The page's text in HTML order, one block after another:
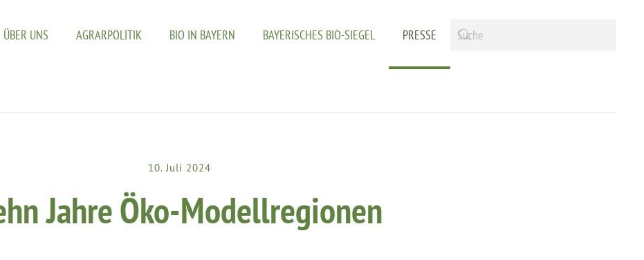
ÜBER UNS AGRARPOLITIK BIO IN BAYERN BAYERISCHES BIO-SIEGEL PRESSE
10. Juli 2024
Jahre Öko-Modellregionen